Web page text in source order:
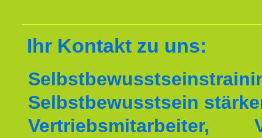
Ihr Kontakt zu uns:
Selbstbewusstsein
Vertriebsmitarbeiter,